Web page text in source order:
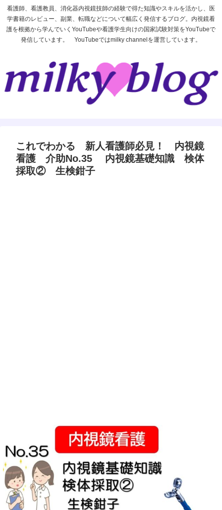
看護師、看護教員、消化器内視鏡技師の経験で得た知識やスキルを活かし、医
学書籍のレビュー、副業、転職などについて幅広く発信するブログ。内視鏡看
護を根拠から学んでいくYouTubeや看護学生向けの国家試験対策をYouTubeで
発信しています。 YouTubeではmilky channelを運営しています。
これでわかる 新人看護師必見！ 内視鏡
看護 介助No.35 内視鏡基礎知識 検体
採取② 生検鉗子